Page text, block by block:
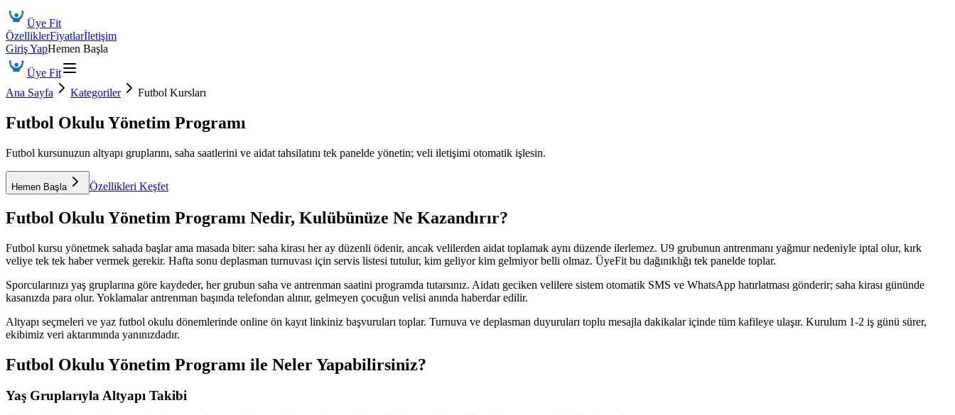
Üye Fit
ÖzelliklerFiyatlarİletişim
Giriş YapHemen Başla
Üye Fit
Ana Sayfa
Kategoriler Futbol Kursları
Futbol Okulu Yönetim Programı
Futbol kursunuzun altyapı gruplarını, saha saatlerini ve aidat tahsilatını tek panelde yönetin; veli iletişimi otomatik işlesin.
Hemen Başla Özellikleri Keşfet
Futbol Okulu Yönetim Programı Nedir, Kulübünüze Ne Kazandırır?
Futbol kursu yönetmek sahada başlar ama masada biter: saha kirası her ay düzenli ödenir, ancak velilerden aidat toplamak aynı düzende ilerlemez. U9 grubunun antrenmanı yağmur nedeniyle iptal olur, kırk
veliye tek tek haber vermek gerekir. Hafta sonu deplasman turnuvası için servis listesi tutulur, kim geliyor kim gelmiyor belli olmaz. ÜyeFit bu dağınıklığı tek panelde toplar.
Sporcularınızı yaş gruplarına göre kaydeder, her grubun saha ve antrenman saatini programda tutarsınız. Aidatı geciken velilere sistem otomatik SMS ve WhatsApp hatırlatması gönderir; saha kirası gününde
kasanızda para olur. Yoklamalar antrenman başında telefondan alınır, gelmeyen çocuğun velisi anında haberdar edilir.
Altyapı seçmeleri ve yaz futbol okulu dönemlerinde online ön kayıt linkiniz başvuruları toplar. Turnuva ve deplasman duyuruları toplu mesajla dakikalar içinde tüm kafileye ulaşır. Kurulum 1-2 iş günü sürer,
ekibimiz veri aktarımında yanınızdadır.
Futbol Okulu Yönetim Programı ile Neler Yapabilirsiniz?
Yaş Gruplarıyla Altyapı Takibi